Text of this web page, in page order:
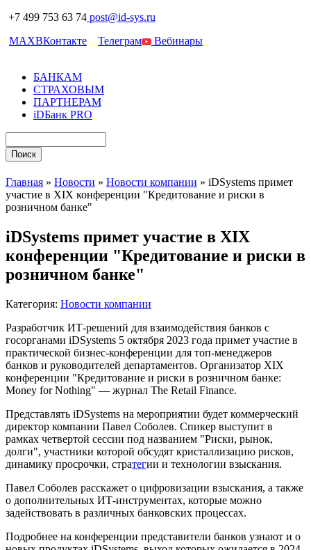
+7 499 753 63 74 post@id-sys.ru
MAXВКонтакте Телеграм Вебинары
БАНКАМ
СТРАХОВЫМ
ПАРТНЕРАМ
iDБанк PRO
Главная » Новости » Новости компании » iDSystems примет
участие в XIX конференции "Кредитование и риски в
розничном банке"
iDSystems примет участие в XIX
конференции "Кредитование и риски в
розничном банке"
Категория: Новости компании
Разработчик ИТ-решений для взаимодействия банков с
госорганами iDSystems 5 октября 2023 года примет участие в
практической бизнес-конференции для топ-менеджеров
банков и руководителей департаментов. Организатор XIX
конференции "Кредитование и риски в розничном банке:
Money for Nothing" — журнал The Retail Finance.
Представлять iDSystems на мероприятии будет коммерческий
директор компании Павел Соболев. Спикер выступит в
рамках четвертой сессии под названием "Риски, рынок,
долги", участники которой обсудят кристаллизацию рисков,
динамику просрочки, стратегии и технологии взыскания.
Павел Соболев расскажет о цифровизации взыскания, а также
о дополнительных ИТ-инструментах, которые можно
задействовать в различных банковских процессах.
Подробнее на конференции представители банков узнают и о